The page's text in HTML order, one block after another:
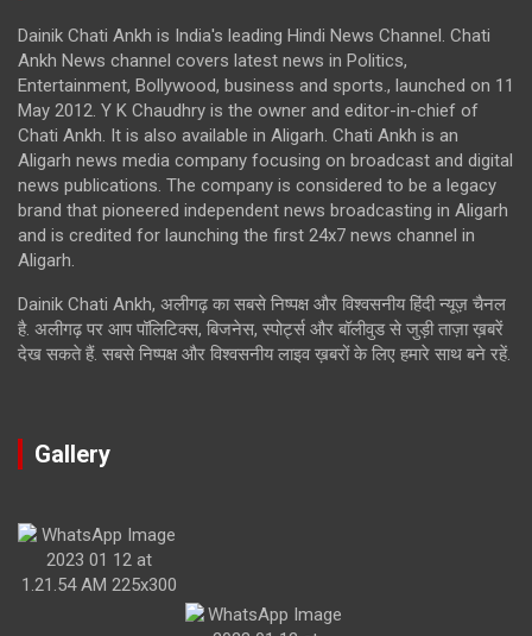
Dainik Chati Ankh is India's leading Hindi News Channel. Chati
Ankh News channel covers latest news in Politics,
Entertainment, Bollywood, business and sports., launched on 11
May 2012. Y K Chaudhry is the owner and editor-in-chief of
Chati Ankh. It is also available in Aligarh. Chati Ankh is an
Aligarh news media company focusing on broadcast and digital
news publications. The company is considered to be a legacy
brand that pioneered independent news broadcasting in Aligarh
and is credited for launching the first 24x7 news channel in
Aligarh.
Dainik Chati Ankh, अलीगढ़ का सबसे निष्पक्ष और विश्वसनीय हिंदी न्यूज़ चैनल
है. अलीगढ़ पर आप पॉलिटिक्स, बिजनेस, स्पोर्ट्स और बॉलीवुड से जुड़ी ताज़ा ख़बरें
देख सकते हैं. सबसे निष्पक्ष और विश्वसनीय लाइव ख़बरों के लिए हमारे साथ बने रहें.
Gallery